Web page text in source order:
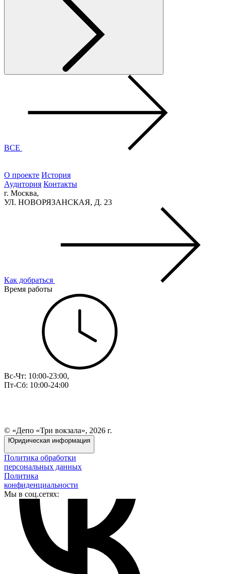
ВСЕ
О проекте История
Аудитория Контакты
г. Москва,
УЛ. НОВОРЯЗАНСКАЯ, Д. 23
Как добраться
Время работы
Вс-Чт: 10:00-23:00,
Пт-Сб: 10:00-24:00
© «Депо «Три вокзала», 2026 г.
Юридическая информация
Политика обработки
персональных данных
Политика
конфиденциальности
Мы в соц.сетях: